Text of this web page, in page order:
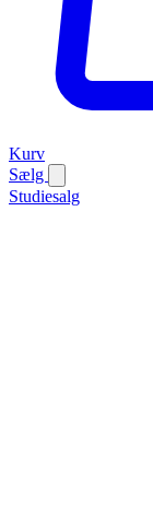
Kurv
Sælg
Studiesalg